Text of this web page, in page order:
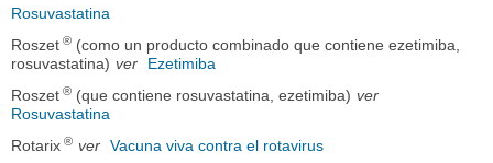
Rosuvastatina
Roszet ® (como un producto combinado que contiene ezetimiba,
rosuvastatina) ver
Ezetimiba
Roszet ® (que contiene rosuvastatina, ezetimiba) ver
Rosuvastatina
Rotarix ® ver Vacuna viva contra el rotavirus